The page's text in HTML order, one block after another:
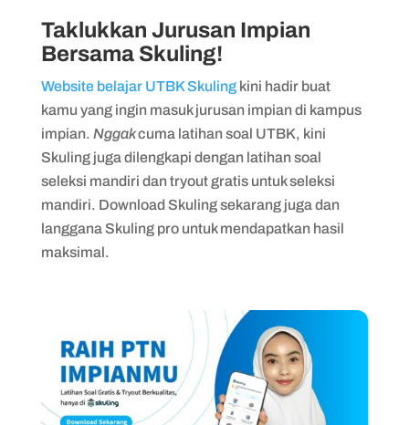
Taklukkan Jurusan Impian
Bersama Skuling!
Website belajar UTBK Skulingkini hadir buat
kamu yang ingin masuk jurusan impian di kampus
impian. Nggakcuma latihan soal UTBK, kini
Skuling juga dilengkapi dengan latihan soal
seleksi mandiri dan tryout gratis untuk seleksi
mandiri. Download Skuling sekarang juga dan
langgana Skuling pro untuk mendapatkan hasil
maksimal.